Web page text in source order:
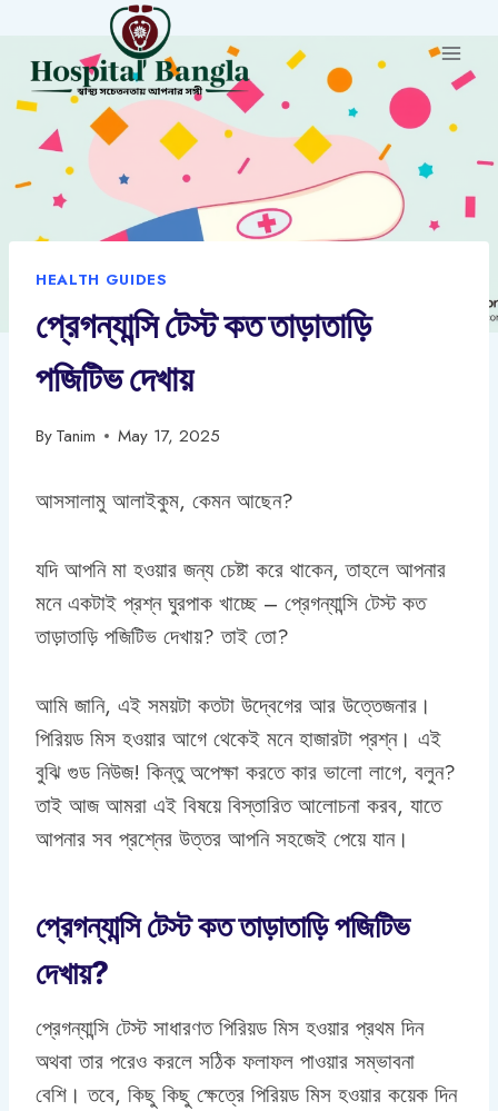
content
HEALTH GUIDES
প্রেগন্যান্সি টেস্ট কত তাড়াতাড়ি
পজিটিভ দেখায়
ByTanim May 17, 2025
আসসালামু আলাইকুম, কেমন আছেন?
যদি আপনি মা হওয়ার জন্য চেষ্টা করে থাকেন, তাহলে আপনার
মনে একটাই প্রশ্ন ঘুরপাক খাচ্ছে – প্রেগন্যান্সি টেস্ট কত
তাড়াতাড়ি পজিটিভ দেখায়? তাই তো?
আমি জানি, এই সময়টা কতটা উদ্বেগের আর উত্তেজনার।
পিরিয়ড মিস হওয়ার আগে থেকেই মনে হাজারটা প্রশ্ন। এই
বুঝি গুড নিউজ! কিন্তু অপেক্ষা করতে কার ভালো লাগে, বলুন?
তাই আজ আমরা এই বিষয়ে বিস্তারিত আলোচনা করব, যাতে
আপনার সব প্রশ্নের উত্তর আপনি সহজেই পেয়ে যান।
প্রেগন্যান্সি টেস্ট কত তাড়াতাড়ি পজিটিভ
দেখায়?
প্রেগন্যান্সি টেস্ট সাধারণত পিরিয়ড মিস হওয়ার প্রথম দিন
অথবা তার পরেও করলে সঠিক ফলাফল পাওয়ার সম্ভাবনা
বেশি। তবে, কিছু কিছু ক্ষেত্রে পিরিয়ড মিস হওয়ার কয়েক দিন